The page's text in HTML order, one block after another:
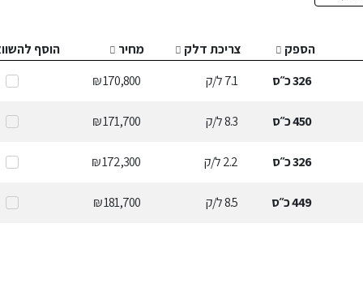
הספק צריכת דלק מחיר
הוסף
326כ״ס 7.1ל/ק 170,800 ₪
450כ״ס 8.3ל/ק 171,700 ₪
326כ״ס 2.2ל/ק 172,300 ₪
449כ״ס 8.5ל/ק 181,700 ₪